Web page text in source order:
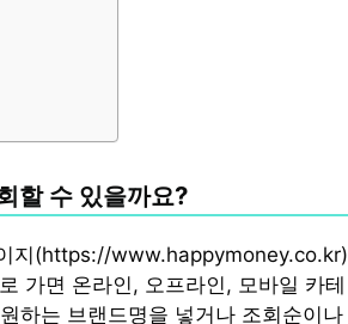
할 수 있을까요?
지(https://www.happymoney.co.kr)
가면 온라인, 오프라인, 모바일 카테
하는 브랜드명을 넣거나 조회순이나